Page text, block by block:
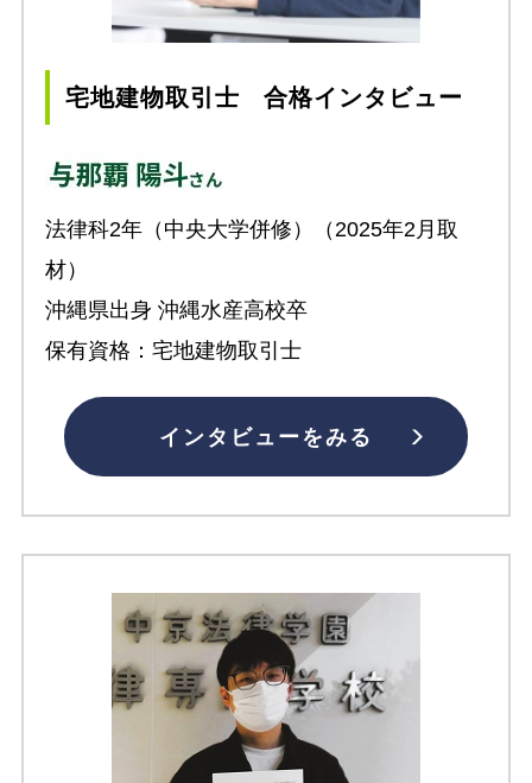
宅地建物取引士 合格インタビュー
法律科2年（中央大学併修）（2025年2月取
材）
沖縄県出身 沖縄水産高校卒
保有資格：宅地建物取引士
インタビューをみる